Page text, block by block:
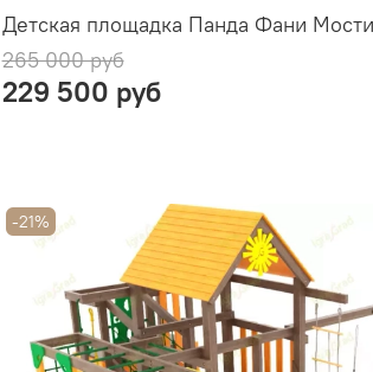
Детская площадка Панда Фани
265 000 руб
229 500 руб
-21%